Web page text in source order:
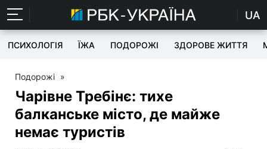
UA
ПСИХОЛОГІЯ ЇЖА ПОДОРОЖІ ЗДОРОВЕ ЖИТТЯ
Подорожі »
Чарівне Требінє: тихе
балканське місто, де майже
немає туристів